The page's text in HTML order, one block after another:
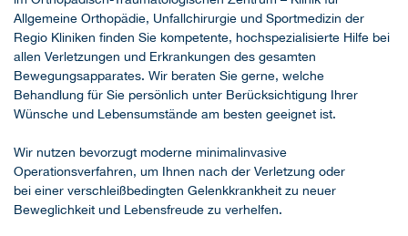
Allgemeine Orthopädie, Unfallchirurgie und Sportmedizin der
Regio Kliniken finden Sie kompetente, hochspezialisierte Hilfe bei
allen Verletzungen und Erkrankungen des gesamten
Bewegungsapparates. Wir beraten Sie gerne, welche
Behandlung für Sie persönlich unter Berücksichtigung Ihrer
Wünsche und Lebensumstände am besten geeignet ist.
Wir nutzen bevorzugt moderne minimalinvasive
Operationsverfahren, um Ihnen nach der Verletzung oder
bei einer verschleißbedingten Gelenkkrankheit zu neuer
Beweglichkeit und Lebensfreude zu verhelfen.